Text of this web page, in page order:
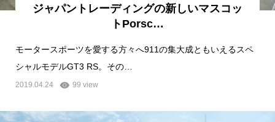
ジャパントレーディングの新しいマスコッ
トPorsc…
モータースポーツを愛する方々へ911の集大成ともいえるスペ
シャルモデルGT3 RS。その…
2019.04.24 99 view